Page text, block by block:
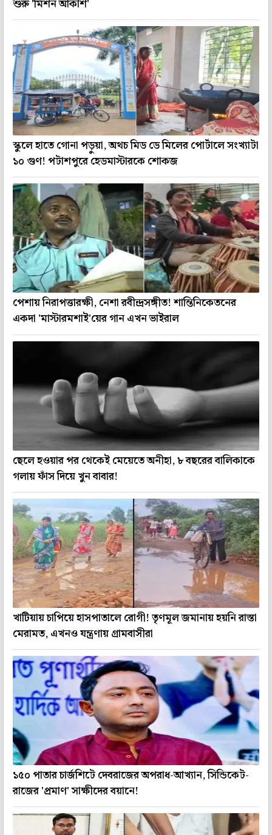
শুরু 'মিশন আকাশ'
স্কুলে হাতে গোনা পড়ুয়া, অথচ মিড ডে মিলের পোর্টালে সংখ্যাটা
১০ গুণ! পটাশপুরে হেডমাস্টারকে শোকজ
পেশায় নিরাপত্তারক্ষী, নেশা রবীন্দ্রসঙ্গীত! শান্তিনিকেতনের
একদা 'মাস্টারমশাই'য়ের গান এখন ভাইরাল
ছেলে হওয়ার পর থেকেই মেয়েতে অনীহা, ৮ বছরের বালিকাকে
গলায় ফাঁস দিয়ে খুন বাবার!
খাটিয়ায় চাপিয়ে হাসপাতালে রোগী! তৃণমূল জমানায় হয়নি রাস্তা
মেরামত, এখনও যন্ত্রণায় গ্রামবাসীরা
১৫০ পাতার চার্জশিটে দেবরাজের অপরাধ-আখ্যান, সিন্ডিকেট-
রাজের 'প্রমাণ' সাক্ষীদের বয়ানে!